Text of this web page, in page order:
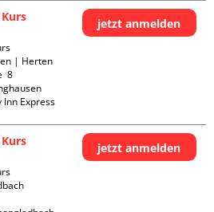
| Herten
8
Inn Express
jetzt anmelden
jetzt anmelden